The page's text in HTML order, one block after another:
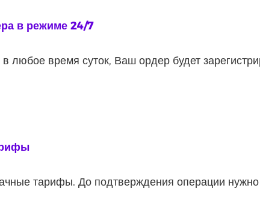
в режиме 24/7
любое время суток, Ваш ордер будет
тарифы. До подтверждения операции